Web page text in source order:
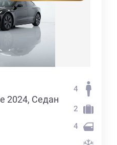
2024, Седан
4
2
4